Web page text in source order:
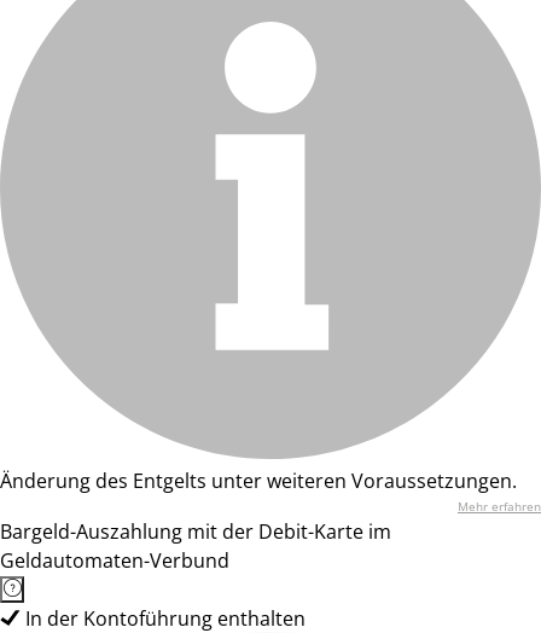
Änderung des Entgelts unter weiteren Voraussetzungen.
Mehr erfahren
Bargeld-Auszahlung mit der Debit-Karte im
Geldautomaten-Verbund
In der Kontoführung enthalten